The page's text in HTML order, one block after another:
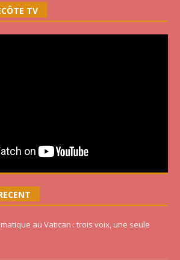
TV
au Vatican : trois voix, une seule